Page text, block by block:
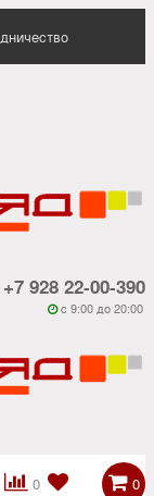
+7 928 22-00-390
 c 9:00 до 20:00
0

 0